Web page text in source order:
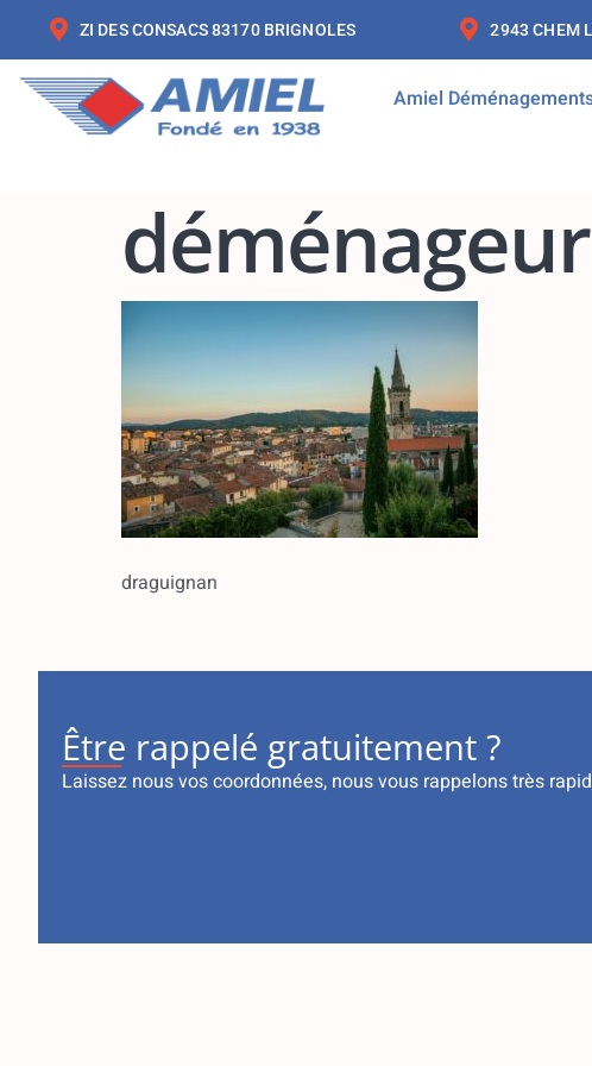
ZI DES CONSACS 83170 BRIGNOLES 2943 CHEM
Amiel
draguignan
Être rappelé gratuitement ?
Laissez nous vos coordonnées, nous vous rappelons très